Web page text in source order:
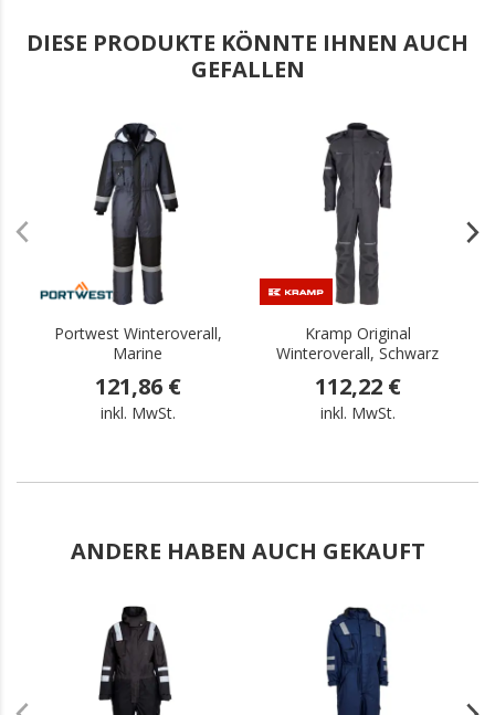
DIESE PRODUKTE KÖNNTE IHNEN AUCH
GEFALLEN
Portwest Winteroverall,
Marine
121,86 €
inkl. MwSt.
Kramp Original
Winteroverall, Schwarz
112,22 €
inkl. MwSt.
ANDERE HABEN AUCH GEKAUFT